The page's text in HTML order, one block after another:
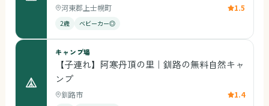
河東郡上士幌町 1.5
2歳 ベビーカー◎
キャンプ場
【子連れ】阿寒丹頂の里｜釧路の無料自然キャ
ンプ
釧路市 1.4